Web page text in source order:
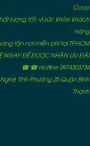
Coop
lượng tốt, vì sức khỏe khách
hàng
tận nơi miễn phí tại TP.HCM
NGAY ĐỂ ĐƯỢC NHẬN ƯU ĐÃI
☎ ☎ Hotline 0974303734
Tĩnh Phường 25 Quận Bình
Thạnh